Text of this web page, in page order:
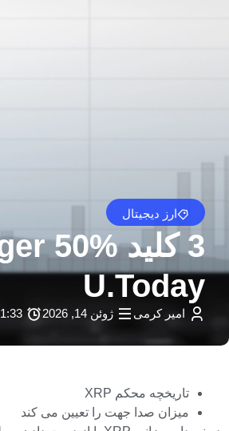
ارز دیجیتال
U.Today
امیر کرمی ژوئن 14, 2026 1:33 ب.ظ
تاریخچه محکم XRP
میزان صدا جهت را تعیین می کند